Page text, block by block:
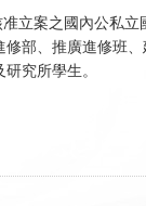
立案之國內公私
部、推廣進修班
究所學生。